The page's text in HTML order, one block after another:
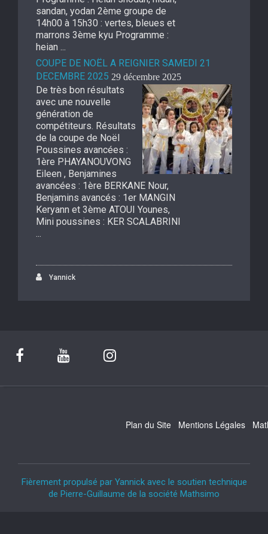
sandan, yodan 2ème groupe de
14h00 à 15h30 : vertes, bleues et
marrons 3ème kyu Programme :
heian ...
COUPE DE NOËL A REIGNIER SAMEDI 21
DECEMBRE 2025 29 décembre 2025
De très bon résultats
avec une nouvelle
génération de
compétiteurs. Résultats
de la coupe de Noël
Poussines avancées :
1ère PHAYANOUVONG
Eileen , Benjamines
avancées : 1ère BERKANE Nour,
Benjamins avancés : 1er MANGIN
Keryann et 3ème ATOUI Younes,
Mini poussines : KER SCALABRINI
...
Yannick
Plan du Site Mentions Légales
Fièrement propulsé par Yannick avec le soutien technique
de Pierre-Guillaume de la société Mathsimo